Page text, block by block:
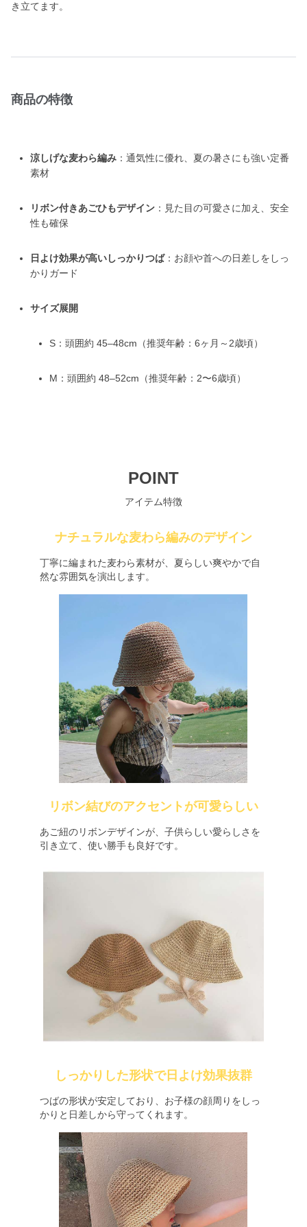
き立てます。
商品の特徴
涼しげな麦わら編み ：通気性に優れ、夏の暑さにも強い定番
素材
リボン付きあごひもデザイン ：見た目の可愛さに加え、安全
性も確保
日よけ効果が高いしっかりつば：お顔や首への日差しをしっ
かりガード
サイズ展開
S：頭囲約 45–48cm（推奨年齢：6ヶ月～2歳頃）
M：頭囲約 48–52cm（推奨年齢：2〜6歳頃）
POINT
アイテム特徴
ナチュラルな麦わら編みのデザイン
丁寧に編まれた麦わら素材が、夏らしい爽やかで自
然な雰囲気を演出します。
リボン結びのアクセントが可愛らしい
あご紐のリボンデザインが、子供らしい愛らしさを
引き立て、使い勝手も良好です。
しっかりした形状で日よけ効果抜群
つばの形状が安定しており、お子様の顔周りをしっ
かりと日差しから守ってくれます。